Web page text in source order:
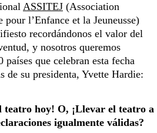
ASSITEJ (Association
l’Enfance et la Jeuneusse)
recordándonos el valor del
y nosotros queremos
países que celebran esta fecha
de su presidenta, Yvette Hardie:
teatro hoy! O, ¡Llevar el teatro a
igualmente válidas?